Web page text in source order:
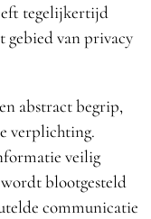
tegelijkertijd
gebied van privacy
abstract begrip,
verplichting.
veilig
blootgesteld
communicatie